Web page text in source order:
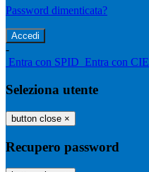
Password dimenticata?
-
Entra con SPID Entra con CIE
Seleziona utente
button close ×
Recupero password